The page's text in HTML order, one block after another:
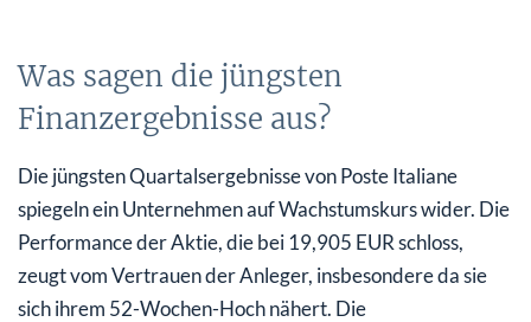
Was sagen die jüngsten
Finanzergebnisse aus?
Die jüngsten Quartalsergebnisse von Poste Italiane
spiegeln ein Unternehmen auf Wachstumskurs wider. Die
Performance der Aktie, die bei 19,905 EUR schloss,
zeugt vom Vertrauen der Anleger, insbesondere da sie
sich ihrem 52-Wochen-Hoch nähert. Die